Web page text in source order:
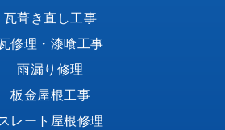
瓦葺き直し工事
修理・漆喰工事
雨漏り修理
板金屋根工事
スレート屋根修理